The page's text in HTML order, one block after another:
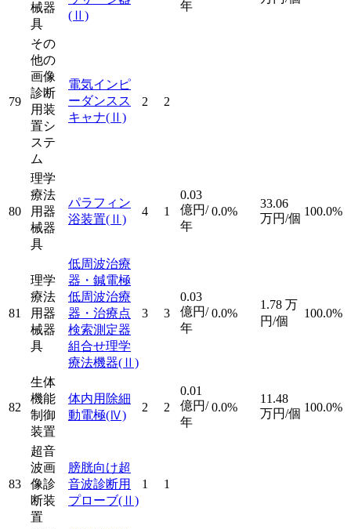
械器
具
(Ⅱ)
年
79
その
他の
画像
診断
用装
置シ
ステ
ム
電気インピ
ーダンスス
キャナ(Ⅱ)
2 2
80
理学
療法
用器
械器
具
パラフィン
浴装置(Ⅱ)
4 1
0.03
億円/
年
0.0%
33.06
万円/個
100.0%
81
理学
療法
用器
械器
具
低周波治療
器・鍼電極
低周波治療
器・治療点
検索測定器
組合せ理学
療法機器(Ⅱ)
3 3
0.03
億円/
年
0.0%
1.78 万
円/個
100.0%
82
生体
機能
制御
装置
体内用除細
動電極(Ⅳ)
2 2
0.01
億円/
年
0.0%
11.48
万円/個 100.0%
83
超音
波画
像診
断装
置
膀胱向け超
音波診断用
プローブ(Ⅱ)
1 1